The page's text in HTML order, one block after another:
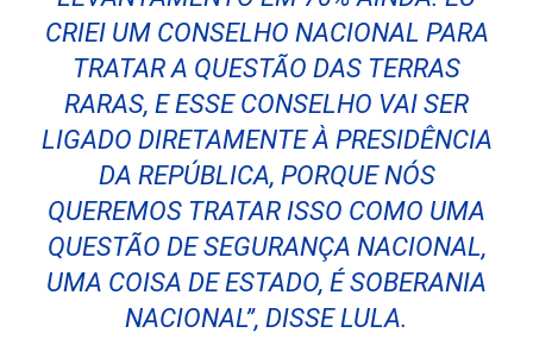
CRIEI UM CONSELHO NACIONAL PARA
TRATAR A QUESTÃO DAS TERRAS
RARAS, E ESSE CONSELHO VAI SER
LIGADO DIRETAMENTE À PRESIDÊNCIA
DA REPÚBLICA, PORQUE NÓS
QUEREMOS TRATAR ISSO COMO UMA
QUESTÃO DE SEGURANÇA NACIONAL,
UMA COISA DE ESTADO, É SOBERANIA
NACIONAL”, DISSE LULA.